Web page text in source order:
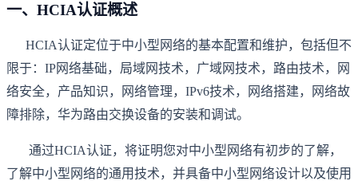
一、HCIA认证概述
HCIA认证定位于中小型网络的基本配置和维护，包括但不
限于：IP网络基础，局域网技术，广域网技术，路由技术，网
络安全，产品知识，网络管理，IPv6技术，网络搭建，网络故
障排除，华为路由交换设备的安装和调试。
通过HCIA认证，将证明您对中小型网络有初步的了解，
了解中小型网络的通用技术，并具备中小型网络设计以及使用